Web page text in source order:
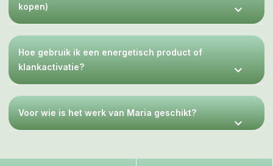
kopen)
Hoe gebruik ik een energetisch product of
klankactivatie?
Voor wie is het werk van Maria geschikt?